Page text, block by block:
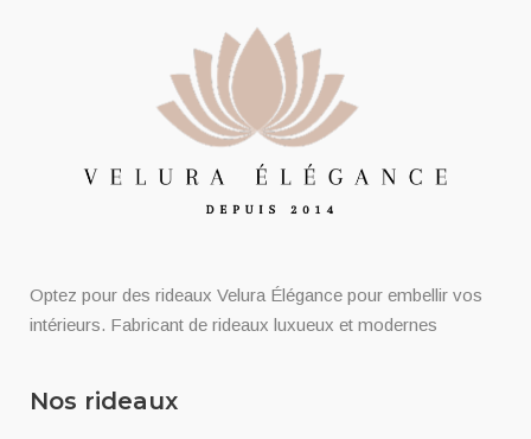
Optez pour des rideaux Velura Élégance pour embellir vos
intérieurs. Fabricant de rideaux luxueux et modernes
Nos rideaux